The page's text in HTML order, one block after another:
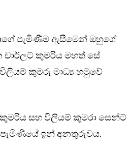
පැමිණීම ඇසීමෙන් ඔහුගේ
කුමරිය මහත් සේ
කුමරු මාධ්‍ය හමුවේ
සහ විලියම් කුමරා සෙන්ට්
ඉන් අනතුරුවය.